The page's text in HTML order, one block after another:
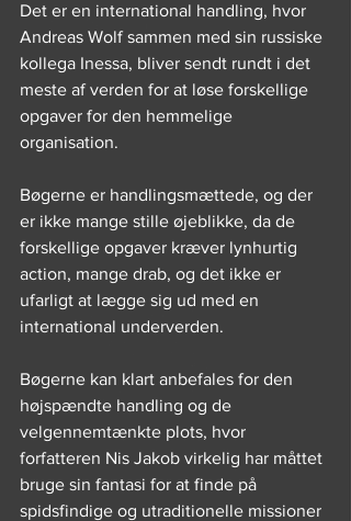
Det er en international handling, hvor
Andreas Wolf sammen med sin russiske
kollega Inessa, bliver sendt rundt i det
meste af verden for at løse forskellige
opgaver for den hemmelige
organisation.
Bøgerne er handlingsmættede, og der
er ikke mange stille øjeblikke, da de
forskellige opgaver kræver lynhurtig
action, mange drab, og det ikke er
ufarligt at lægge sig ud med en
international underverden.
Bøgerne kan klart anbefales for den
højspændte handling og de
velgennemtænkte plots, hvor
forfatteren Nis Jakob virkelig har måttet
bruge sin fantasi for at finde på
spidsfindige og utraditionelle missioner